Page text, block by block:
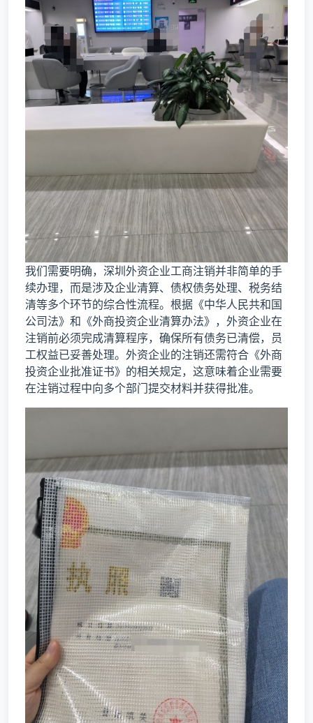
我们需要明确，深圳外资企业工商注销并非简单的手
续办理，而是涉及企业清算、债权债务处理、税务结
清等多个环节的综合性流程。根据《中华人民共和国
公司法》和《外商投资企业清算办法》，外资企业在
注销前必须完成清算程序，确保所有债务已清偿，员
工权益已妥善处理。外资企业的注销还需符合《外商
投资企业批准证书》的相关规定，这意味着企业需要
在注销过程中向多个部门提交材料并获得批准。